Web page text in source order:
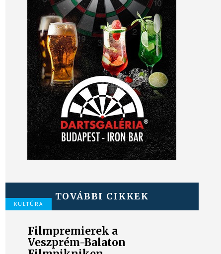
TOVÁBBI CIKKEK
KULTÚRA
Filmpremierek a
Veszprém-Balaton